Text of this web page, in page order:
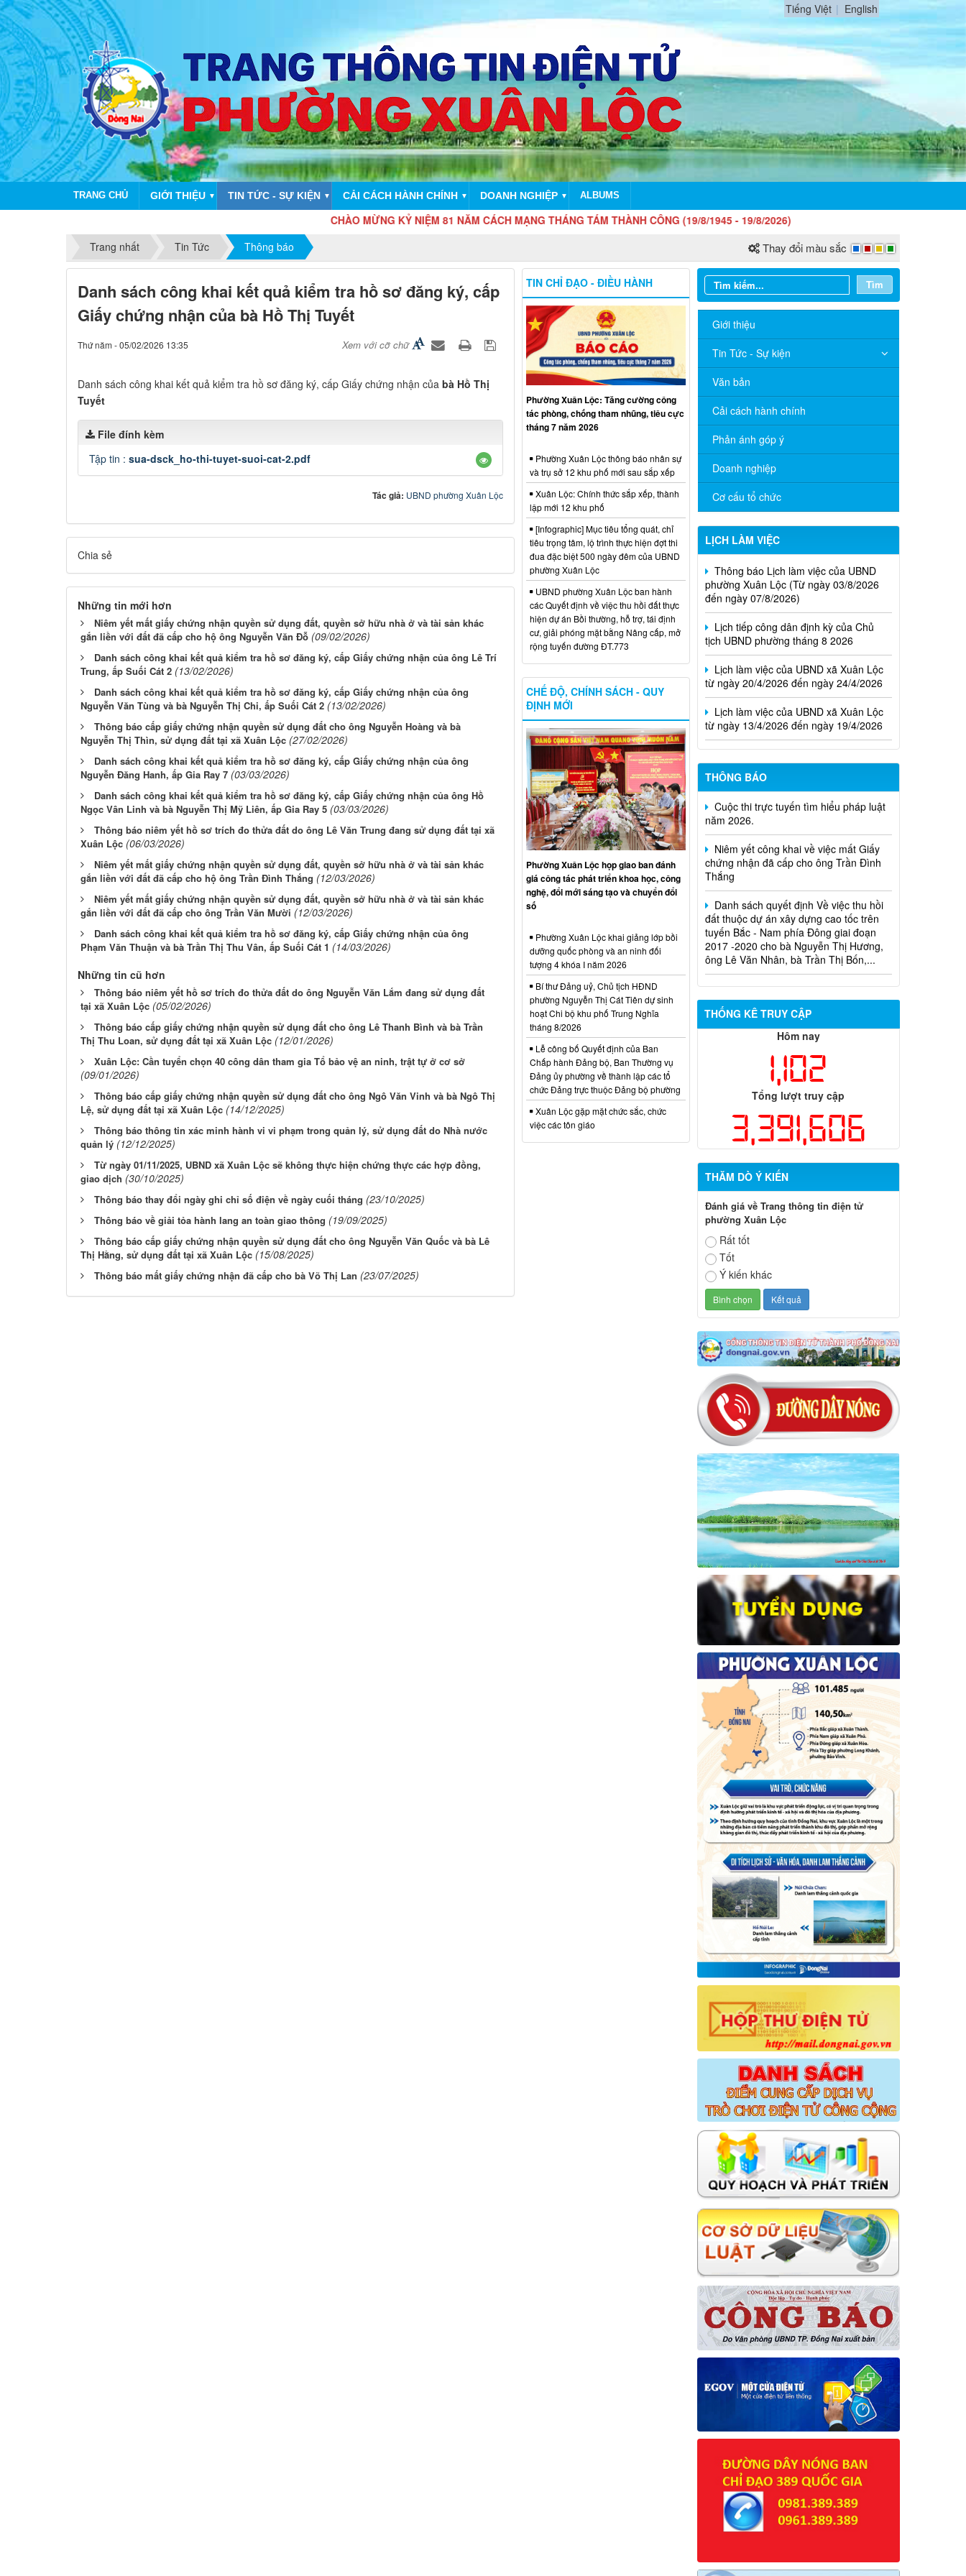
Tiếng Việt English
TRANG CHỦ GIỚI THIỆU ▼ TIN TỨC - SỰ KIỆN ▼ CẢI CÁCH HÀNH CHÍNH ▼ DOANH NGHIỆP ▼ ALBUMS
CHÀO MỪNG KỶ NIỆM 81 NĂM CÁCH MẠNG THÁNG TÁM THÀNH CÔNG (19/8/1945 - 19/8/2026)
Trang nhất
Tin Tức Thông báo Thay đổi màu sắc
Danh sách công khai kết quả kiểm tra hồ sơ đăng ký, cấp
Giấy chứng nhận của bà Hồ Thị Tuyết
Thứ năm - 05/02/2026 13:35 Xem với cỡ chữ
Danh sách công khai kết quả kiểm tra hồ sơ đăng ký, cấp Giấy chứng nhận của bà Hồ Thị
Tuyết
File đính kèm
Tập tin : sua-dsck_ho-thi-tuyet-suoi-cat-2.pdf
Tác giả: UBND phường Xuân Lộc
Chia sẻ
Những tin mới hơn
Niêm yết mất giấy chứng nhận quyền sử dụng đất, quyền sở hữu nhà ở và tài sản khác
gắn liền với đất đã cấp cho hộ ông Nguyễn Văn Đỗ (09/02/2026)
Danh sách công khai kết quả kiểm tra hồ sơ đăng ký, cấp Giấy chứng nhận của ông Lê Trí
Trung, ấp Suối Cát 2 (13/02/2026)
Danh sách công khai kết quả kiểm tra hồ sơ đăng ký, cấp Giấy chứng nhận của ông
Nguyễn Văn Tùng và bà Nguyễn Thị Chi, ấp Suối Cát 2 (13/02/2026)
Thông báo cấp giấy chứng nhận quyền sử dụng đất cho ông Nguyễn Hoàng và bà
Nguyễn Thị Thìn, sử dụng đất tại xã Xuân Lộc (27/02/2026)
Danh sách công khai kết quả kiểm tra hồ sơ đăng ký, cấp Giấy chứng nhận của ông
Nguyễn Đăng Hanh, ấp Gia Ray 7 (03/03/2026)
Danh sách công khai kết quả kiểm tra hồ sơ đăng ký, cấp Giấy chứng nhận của ông Hồ
Ngọc Vân Linh và bà Nguyễn Thị Mỹ Liên, ấp Gia Ray 5 (03/03/2026)
Thông báo niêm yết hồ sơ trích đo thửa đất do ông Lê Văn Trung đang sử dụng đất tại xã
Xuân Lộc (06/03/2026)
Niêm yết mất giấy chứng nhận quyền sử dụng đất, quyền sở hữu nhà ở và tài sản khác
gắn liền với đất đã cấp cho hộ ông Trần Đình Thắng (12/03/2026)
Niêm yết mất giấy chứng nhận quyền sử dụng đất, quyền sở hữu nhà ở và tài sản khác
gắn liền với đất đã cấp cho ông Trần Văn Mười (12/03/2026)
Danh sách công khai kết quả kiểm tra hồ sơ đăng ký, cấp Giấy chứng nhận của ông
Phạm Văn Thuận và bà Trần Thị Thu Vân, ấp Suối Cát 1 (14/03/2026)
Những tin cũ hơn
Thông báo niêm yết hồ sơ trích đo thửa đất do ông Nguyễn Văn Lắm đang sử dụng đất
tại xã Xuân Lộc (05/02/2026)
Thông báo cấp giấy chứng nhận quyền sử dụng đất cho ông Lê Thanh Bình và bà Trần
Thị Thu Loan, sử dụng đất tại xã Xuân Lộc (12/01/2026)
Xuân Lộc: Cần tuyển chọn 40 công dân tham gia Tổ bảo vệ an ninh, trật tự ở cơ sở
(09/01/2026)
Thông báo cấp giấy chứng nhận quyền sử dụng đất cho ông Ngô Văn Vinh và bà Ngô Thị
Lệ, sử dụng đất tại xã Xuân Lộc (14/12/2025)
Thông báo thông tin xác minh hành vi vi phạm trong quản lý, sử dụng đất do Nhà nước
quản lý (12/12/2025)
Từ ngày 01/11/2025, UBND xã Xuân Lộc sẽ không thực hiện chứng thực các hợp đồng,
giao dịch (30/10/2025)
Thông báo thay đổi ngày ghi chỉ số điện về ngày cuối tháng (23/10/2025)
Thông báo về giải tỏa hành lang an toàn giao thông (19/09/2025)
Thông báo cấp giấy chứng nhận quyền sử dụng đất cho ông Nguyễn Văn Quốc và bà Lê
Thị Hằng, sử dụng đất tại xã Xuân Lộc (15/08/2025)
Thông báo mất giấy chứng nhận đã cấp cho bà Võ Thị Lan (23/07/2025)
Tìm
Giới thiệu
Tin Tức - Sự kiện
Văn bản
Cải cách hành chính
Phản ánh góp ý
Doanh nghiệp
Cơ cấu tổ chức
LỊCH LÀM VIỆC
Thông báo Lịch làm việc của UBND
phường Xuân Lộc (Từ ngày 03/8/2026
đến ngày 07/8/2026)
Lịch tiếp công dân định kỳ của Chủ
tịch UBND phường tháng 8 2026
Lịch làm việc của UBND xã Xuân Lộc
từ ngày 20/4/2026 đến ngày 24/4/2026
Lịch làm việc của UBND xã Xuân Lộc
từ ngày 13/4/2026 đến ngày 19/4/2026
THÔNG BÁO
Cuộc thi trực tuyến tìm hiểu pháp luật
năm 2026.
chứng nhận đã cấp cho ông Trần Đình
Thắng
Danh sách quyết định Về việc thu hồi
đất thuộc dự án xây dựng cao tốc trên
tuyến Bắc - Nam phía Đông giai đoạn
2017 -2020 cho bà Nguyễn Thị Hương,
ông Lê Văn Nhân, bà Trần Thị Bốn,...
Quyết định xử phạt vi phạm hành
chính trong lĩnh vực đất đai đối với ông
Trần Hồng Phước
THỐNG KÊ TRUY CẬP
Hôm nay
1,102
Tổng lượt truy cập
3,391,606
THĂM DÒ Ý KIẾN
Đánh giá về Trang thông tin điện tử
phường Xuân Lộc
Rất tốt
Tốt
Ý kiến khác
TIN CHỈ ĐẠO - ĐIỀU HÀNH
Phường Xuân Lộc: Tăng cường công
tác phòng, chống tham nhũng, tiêu cực
tháng 7 năm 2026
Phường Xuân Lộc thông báo nhân sự
và trụ sở 12 khu phố mới sau sắp xếp
Xuân Lộc: Chính thức sắp xếp, thành
lập mới 12 khu phố
[Infographic] Mục tiêu tổng quát, chỉ
tiêu trọng tâm, lộ trình thực hiện đợt thi
đua đặc biệt 500 ngày đêm của UBND
phường Xuân Lộc
UBND phường Xuân Lộc ban hành
các Quyết định về việc thu hồi đất thực
hiện dự án Bồi thường, hỗ trợ, tái định
cư, giải phóng mặt bằng Nâng cấp, mở
rộng tuyến đường ĐT.773
CHẾ ĐỘ, CHÍNH SÁCH - QUY
ĐỊNH MỚI
Phường Xuân Lộc họp giao ban đánh
giá công tác phát triển khoa học, công
nghệ, đổi mới sáng tạo và chuyển đổi
số
Phường Xuân Lộc khai giảng lớp bồi
dưỡng quốc phòng và an ninh đối
tượng 4 khóa I năm 2026
Bí thư Đảng uỷ, Chủ tịch HĐND
phường Nguyễn Thị Cát Tiên dự sinh
hoạt Chi bộ khu phố Trung Nghĩa
tháng 8/2026
Lễ công bố Quyết định của Ban
Chấp hành Đảng bộ, Ban Thường vụ
Đảng ủy phường về thành lập các tổ
chức Đảng trực thuộc Đảng bộ phường
Xuân Lộc gặp mặt chức sắc, chức
việc các tôn giáo